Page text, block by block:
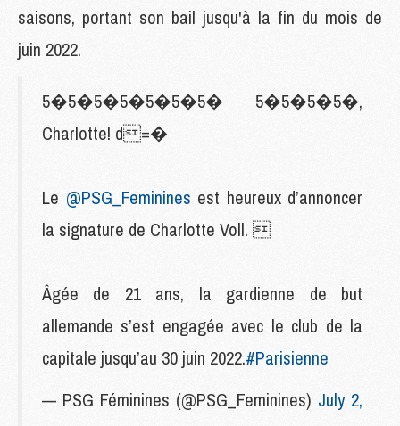
saisons, portant son bail jusqu'à la fin du mois de
juin 2022.
5�5�5�5�5�5�5� 5�5�5�5�,
Charlotte! d=�
Le @PSG_Feminines est heureux d’annoncer
la signature de Charlotte Voll. 
Âgée de 21 ans, la gardienne de but
allemande s’est engagée avec le club de la
capitale jusqu’au 30 juin 2022.#Parisienne
— PSG Féminines (@PSG_Feminines) July 2,